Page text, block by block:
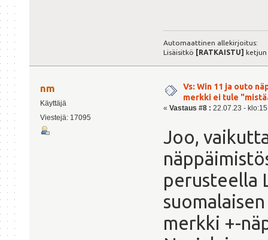
Automaattinen allekirjoitus:
Lisäisitkö [RATKAISTU] ketjun
nm
Käyttäjä
Viestejä: 17095
Vs: Win 11 ja outo
merkki ei tule
« Vastaus #8 : 22.07.23 -
Joo,
perusteella
merkki +-